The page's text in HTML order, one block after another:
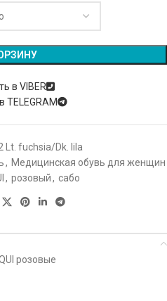
в VIBER
TELEGRAM
Lt. fuchsia/Dk. lila
, Медицинская обувь для женщин
, розовый, сабо
розовые